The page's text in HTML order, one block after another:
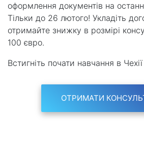
оформлення документів на
Тільки до 26 лютого! Укладіть
отримайте знижку в розмірі
100 євро.
Встигніть почати навчання в
ОТРИМАТИ